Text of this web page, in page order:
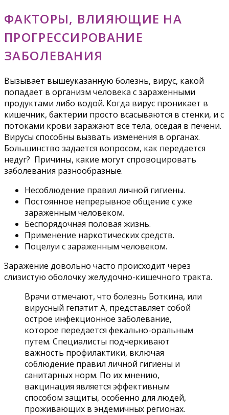
ФАКТОРЫ, ВЛИЯЮЩИЕ НА
ПРОГРЕССИРОВАНИЕ
ЗАБОЛЕВАНИЯ
Вызывает вышеуказанную болезнь, вирус, какой
попадает в организм человека с зараженными
продуктами либо водой. Когда вирус проникает в
кишечник, бактерии просто всасываются в стенки, и с
потоками крови заражают все тела, оседая в печени.
Вирусы способны вызвать изменения в органах.
Большинство задается вопросом, как передается
недуг? Причины, какие могут спровоцировать
заболевания разнообразные.
Несоблюдение правил личной гигиены.
Постоянное непрерывное общение с уже
зараженным человеком.
Беспорядочная половая жизнь.
Применение наркотических средств.
Поцелуи с зараженным человеком.
Заражение довольно часто происходит через
слизистую оболочку желудочно-кишечного тракта.
Врачи отмечают, что болезнь Боткина, или
вирусный гепатит А, представляет собой
острое инфекционное заболевание,
которое передается фекально-оральным
путем. Специалисты подчеркивают
важность профилактики, включая
соблюдение правил личной гигиены и
санитарных норм. По их мнению,
вакцинация является эффективным
способом защиты, особенно для людей,
проживающих в эндемичных регионах.